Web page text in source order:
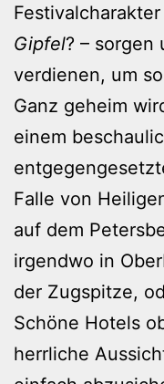
Gipfel? – sorgen
verdienen, um
Ganz geheim
einem
Falle von
auf dem
irgendwo in
der Zugspitze,
Schöne Hotels
herrliche